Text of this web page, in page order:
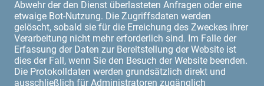
Abwehr der den Dienst überlasteten Anfragen oder eine
etwaige Bot-Nutzung. Die Zugriffsdaten werden
gelöscht, sobald sie für die Erreichung des Zweckes ihrer
Verarbeitung nicht mehr erforderlich sind. Im Falle der
Erfassung der Daten zur Bereitstellung der Website ist
dies der Fall, wenn Sie den Besuch der Website beenden.
Die Protokolldaten werden grundsätzlich direkt und
ausschließlich für Administratoren zugänglich